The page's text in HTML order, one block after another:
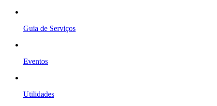
Guia de Serviços
Eventos
Utilidades